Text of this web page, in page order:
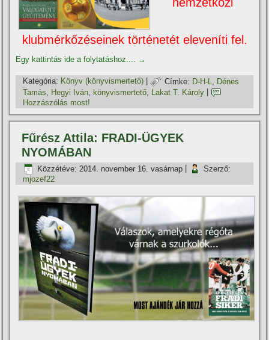
klubmérkőzéseinek történetét elevení­ti fel.
Egy kattintás ide a folytatáshoz.... →
Kategória: Könyv (könyvismertető) | Címke: D-H-L
Dénes
Tamás
Hegyi Iván könyvismertető Lakat T. Károly
Hozzászólás most!
Fűrész Attila: FRADI-ÜGYEK
NYOMÁBAN
Közzétéve: 2014. november 16. vasárnap
Szerző:
mjozef22